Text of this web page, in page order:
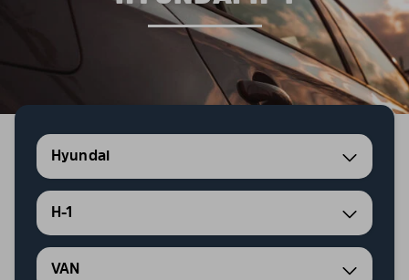
Hyundai
H-1
VAN